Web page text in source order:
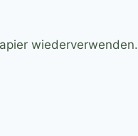
wiederverwenden.